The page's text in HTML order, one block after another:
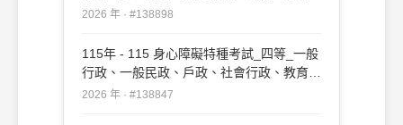
#138898
2026 年 · #138898
115年 - 115 身心障礙特種考試_四等_一般
行政、一般民政、戶政、社會行政、教育行
政：行政法概要#138847
2026 年 · #138847